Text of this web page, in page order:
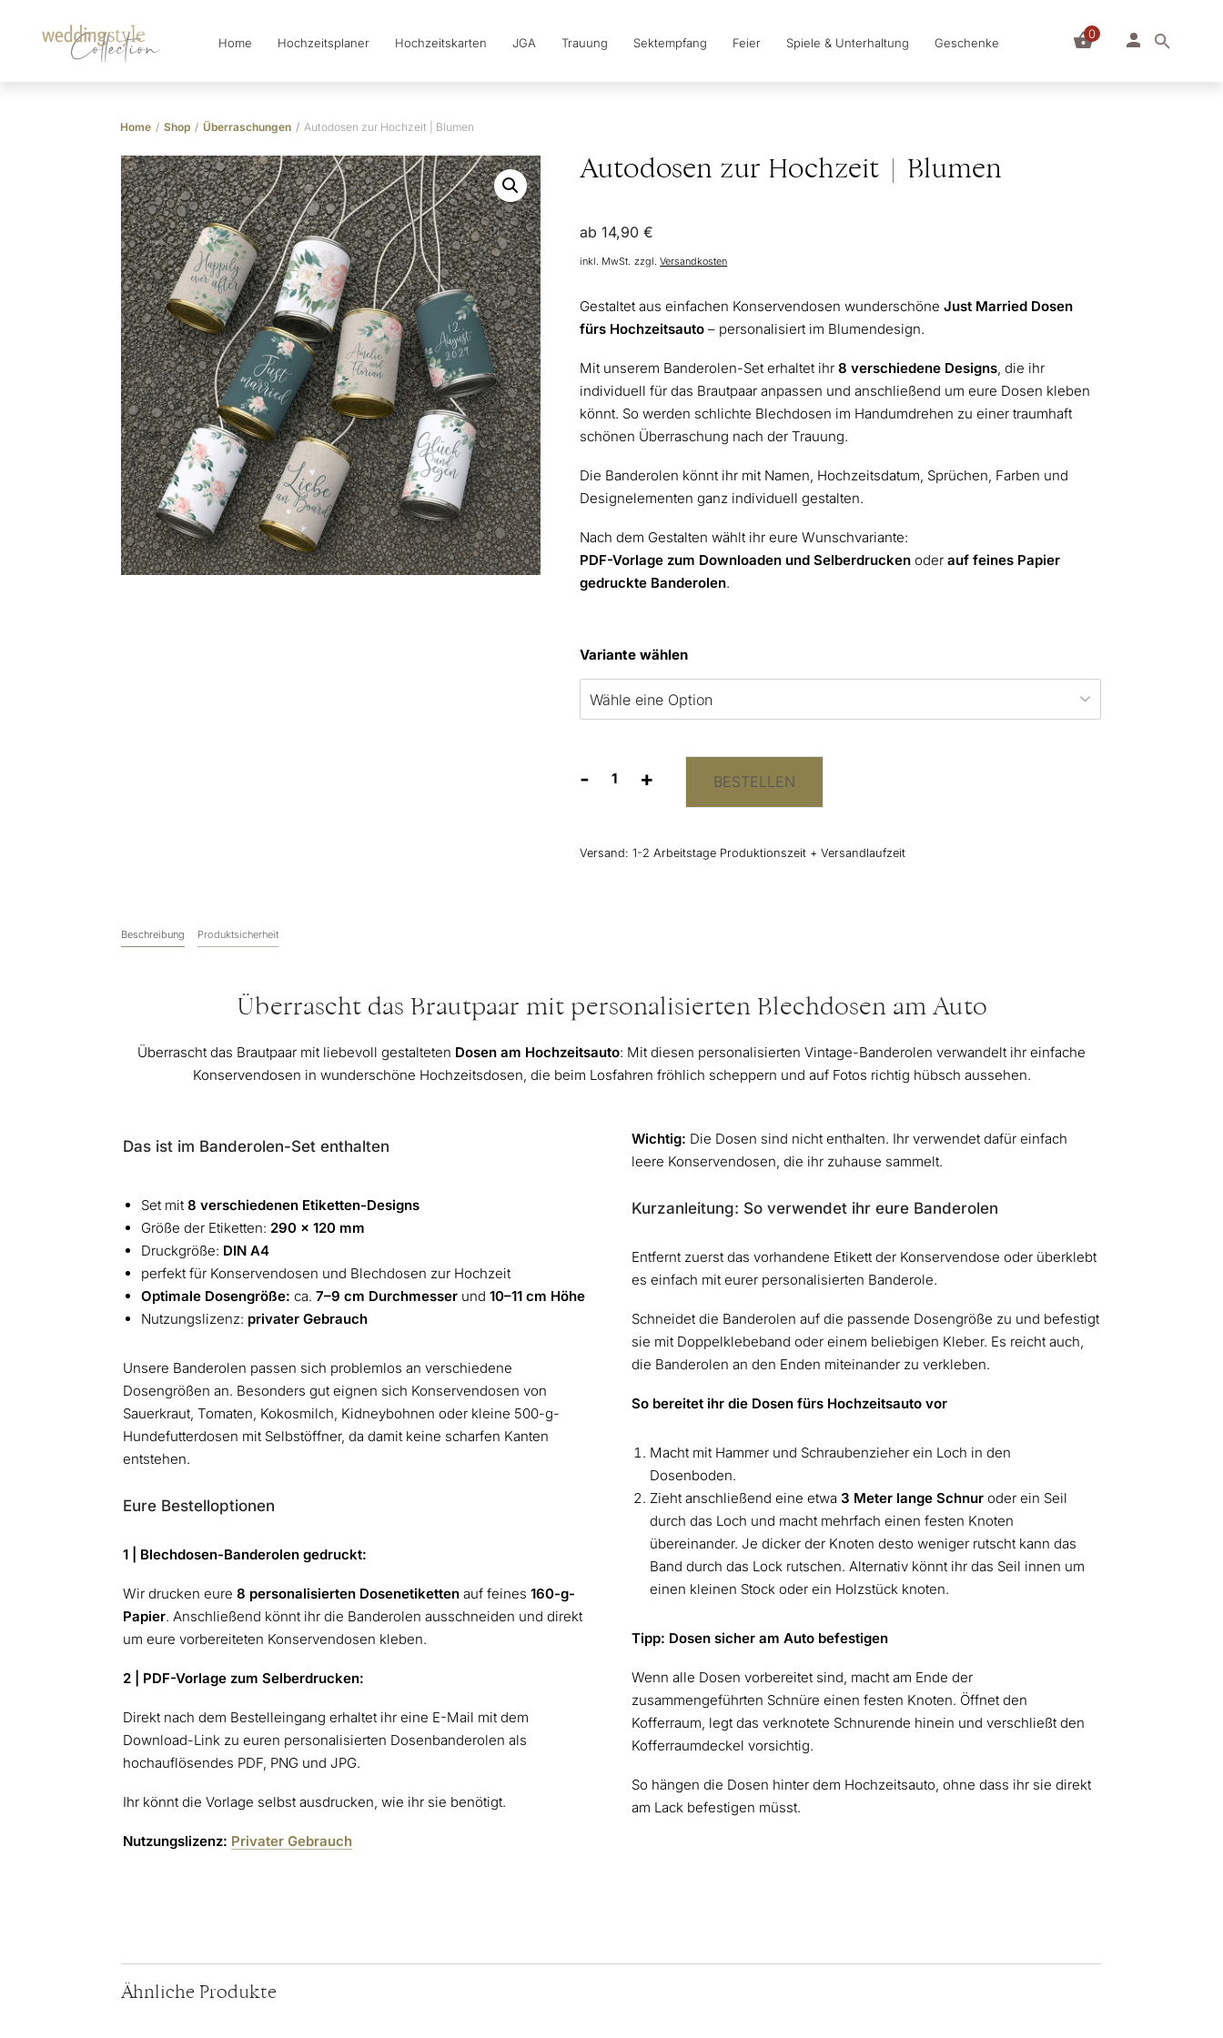
Collection Home Hochzeitsplaner Hochzeitskarten JGA Trauung Sektempfang Feier Spiele & Unterhaltung Geschenke
0
Home / Shop / Überraschungen / Autodosen zur Hochzeit | Blumen
Autodosen zur Hochzeit | Blumen
ab14,90€
inkl. MwSt. zzgl.Versandkosten
Gestaltet aus einfachen Konservendosen wunderschöneJust Married Dosen
fürs Hochzeitsauto – personalisiert im Blumendesign.
Mit unserem Banderolen-Set erhaltet ihr8 verschiedene Designs, die ihr
individuell für das Brautpaar anpassen und anschließend um eure Dosen kleben
könnt. So werden schlichte Blechdosen im Handumdrehen zu einer traumhaft
schönen Überraschung nach der Trauung.
Die Banderolen könnt ihr mit Namen, Hochzeitsdatum, Sprüchen, Farben und
Designelementen ganz individuell gestalten.
Nach dem Gestalten wählt ihr eure Wunschvariante:
PDF-Vorlage zum Downloaden und Selberdrucken oderauf feines Papier
gedruckte Banderolen.
Variante wählen
-
Autodosen
|
+ BESTELLEN
Versand:1-2 Arbeitstage Produktionszeit + Versandlaufzeit
Beschreibung Produktsicherheit
Überrascht das Brautpaar mit personalisierten Blechdosen am Auto
Überrascht das Brautpaar mit liebevoll gestalteten Dosen am Hochzeitsauto: Mit diesen personalisierten Vintage-Banderolen verwandelt ihr einfache
Konservendosen in wunderschöne Hochzeitsdosen, die beim Losfahren fröhlich scheppern und auf Fotos richtig hübsch aussehen.
Das ist im Banderolen-Set enthalten
Set mit 8 verschiedenen Etiketten-Designs
Größe der Etiketten: 290 × 120 mm
Druckgröße: DIN A4
perfekt für Konservendosen und Blechdosen zur Hochzeit
Optimale Dosengröße: ca. 7–9 cm Durchmesser und 10–11 cm Höhe
Nutzungslizenz: privater Gebrauch
Unsere Banderolen passen sich problemlos an verschiedene
Dosengrößen an. Besonders gut eignen sich Konservendosen von
Sauerkraut, Tomaten, Kokosmilch, Kidneybohnen oder kleine 500-g-
Hundefutterdosen mit Selbstöffner, da damit keine scharfen Kanten
entstehen.
Eure Bestelloptionen
1 | Blechdosen-Banderolen gedruckt:
Wir drucken eure 8 personalisierten Dosenetiketten auf feines 160-g-
Papier. Anschließend könnt ihr die Banderolen ausschneiden und direkt
um eure vorbereiteten Konservendosen kleben.
2 | PDF-Vorlage zum Selberdrucken:
Direkt nach dem Bestelleingang erhaltet ihr eine E-Mail mit dem
Download-Link zu euren personalisierten Dosenbanderolen als
hochauflösendes PDF, PNG und JPG.
Ihr könnt die Vorlage selbst ausdrucken, wie ihr sie benötigt.
Nutzungslizenz: Privater Gebrauch
Wichtig: Die Dosen sind nicht enthalten. Ihr verwendet dafür einfach
leere Konservendosen, die ihr zuhause sammelt.
Kurzanleitung: So verwendet ihr eure Banderolen
Entfernt zuerst das vorhandene Etikett der Konservendose oder überklebt
es einfach mit eurer personalisierten Banderole.
Schneidet die Banderolen auf die passende Dosengröße zu und befestigt
sie mit Doppelklebeband oder einem beliebigen Kleber. Es reicht auch,
die Banderolen an den Enden miteinander zu verkleben.
So bereitet ihr die Dosen fürs Hochzeitsauto vor
Macht mit Hammer und Schraubenzieher ein Loch in den
Dosenboden.
Zieht anschließend eine etwa 3 Meter lange Schnur oder ein Seil
durch das Loch und macht mehrfach einen festen Knoten
übereinander. Je dicker der Knoten desto weniger rutscht kann das
Band durch das Lock rutschen. Alternativ könnt ihr das Seil innen um
einen kleinen Stock oder ein Holzstück knoten.
Tipp: Dosen sicher am Auto befestigen
Wenn alle Dosen vorbereitet sind, macht am Ende der
zusammengeführten Schnüre einen festen Knoten. Öffnet den
Kofferraum, legt das verknotete Schnurende hinein und verschließt den
Kofferraumdeckel vorsichtig.
So hängen die Dosen hinter dem Hochzeitsauto, ohne dass ihr sie direkt
am Lack befestigen müsst.
Ähnliche Produkte